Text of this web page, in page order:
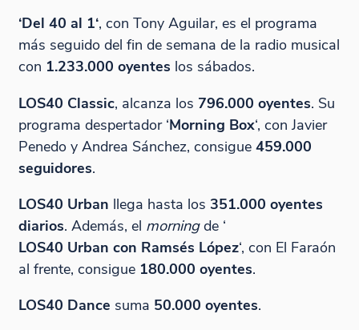
‘Del 40 al 1‘, con Tony Aguilar, es el programa
más seguido del fin de semana de la radio musical
con 1.233.000 oyentes los sábados.
LOS40 Classic, alcanza los 796.000 oyentes. Su
programa despertador ‘Morning Box‘, con Javier
Penedo y Andrea Sánchez, consigue 459.000
seguidores.
LOS40 Urban llega hasta los 351.000 oyentes
diarios. Además, el morningde ‘
LOS40 Urban con Ramsés López‘, con El Faraón
al frente, consigue 180.000 oyentes.
LOS40 Dance suma 50.000 oyentes.